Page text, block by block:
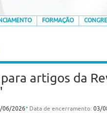
FORMAÇÃO
artigos da
06/2026⋅ Data de encerramento: 03/